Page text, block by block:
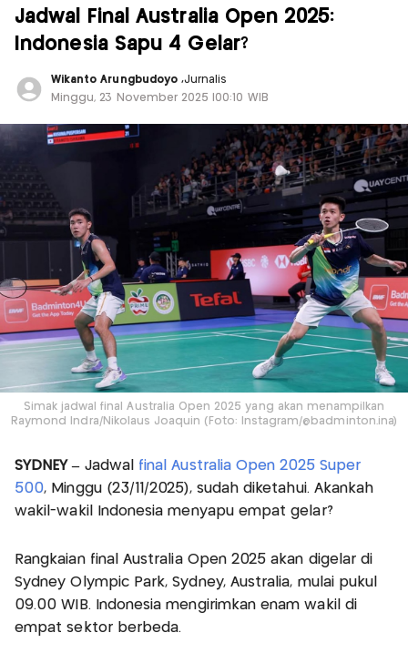
Jadwal Final Australia Open 2025:
Indonesia Sapu 4 Gelar?
Wikanto Arungbudoyo ,Jurnalis
Minggu, 23 November 2025 |00:10 WIB
Simak jadwal final Australia Open 2025 yang akan menampilkan
Raymond Indra/Nikolaus Joaquin (Foto: Instagram/@badminton.ina)
SYDNEY –Jadwal final Australia Open 2025 Super
500, Minggu (23/11/2025), sudah diketahui. Akankah
wakil-wakil Indonesia menyapu empat gelar?
Rangkaian final Australia Open 2025 akan digelar di
Sydney Olympic Park, Sydney, Australia, mulai pukul
09.00 WIB. Indonesia mengirimkan enam wakil di
empat sektor berbeda.